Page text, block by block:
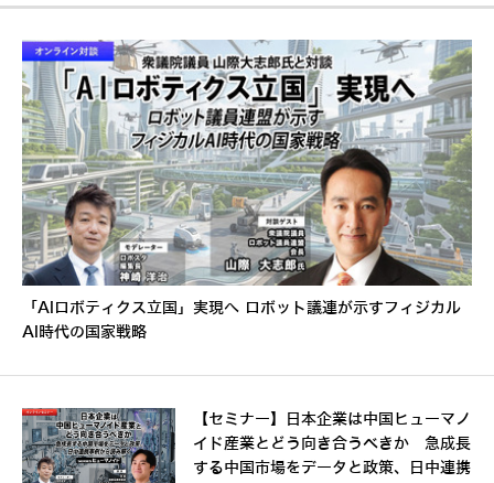
「AIロボティクス立国」実現へ ロボット議連が示すフィジカル
AI時代の国家戦略
【セミナー】日本企業は中国ヒューマノ
イド産業とどう向き合うべきか 急成長
する中国市場をデータと政策、日中連携